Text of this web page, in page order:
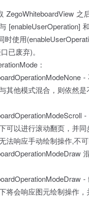
ZegoWhiteboardView 之后
[enableUserOperation] 和
时使用
已废弃)。
：
-
其他模式混合，则依然是
可以进行滚动翻页，并同
法响应手动绘制操作,不
-
将会响应图元绘制操作，